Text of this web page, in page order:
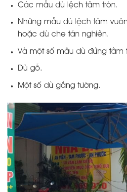
Các mẫu dù lệch tâm tròn.
Những mẫu dù lệch tâm
hoặc dù che tán nghiên.
Và một số mẫu dù đứng tâm
Dù gỗ.
Một số dù gắng tường.